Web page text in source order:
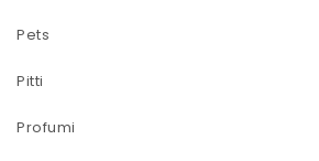
Pets
Pitti
Profumi